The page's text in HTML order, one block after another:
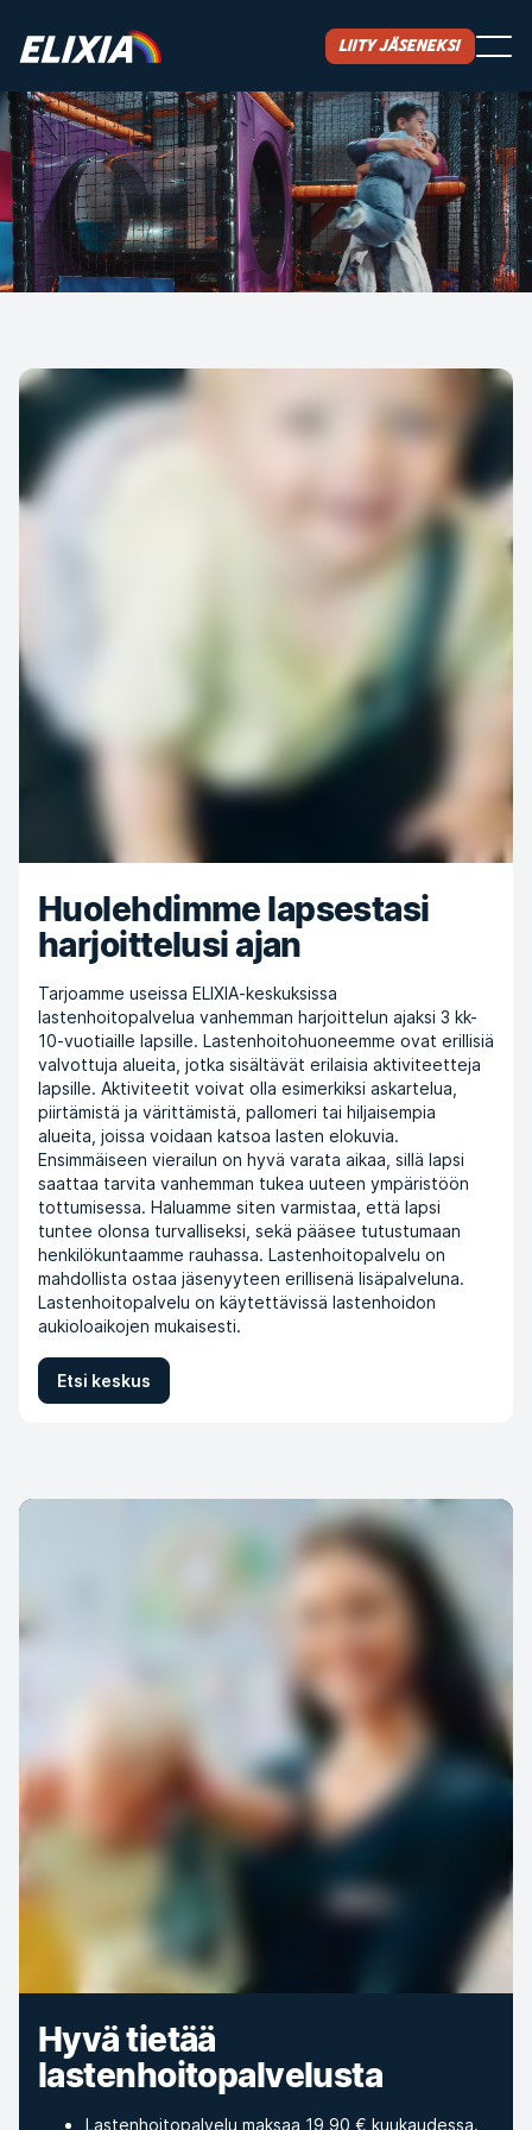
Liity jäseneksi
LASTENHOITO
Tervetuloa lastenhoitoon! ELIXIAn lastenhoitopalvelut
helpottavat vanhempien arkea ja ajan löytämistä
liikunnalle.
Huolehdimme lapsestasi
harjoittelusi ajan
Tarjoamme useissa ELIXIA-keskuksissa
lastenhoitopalvelua vanhemman harjoittelun ajaksi 3 kk-
10-vuotiaille lapsille. Lastenhoitohuoneemme ovat erillisiä
valvottuja alueita, jotka sisältävät erilaisia aktiviteetteja
lapsille. Aktiviteetit voivat olla esimerkiksi askartelua,
piirtämistä ja värittämistä, pallomeri tai hiljaisempia
alueita, joissa voidaan katsoa lasten elokuvia.
Ensimmäiseen vierailun on hyvä varata aikaa, sillä lapsi
saattaa tarvita vanhemman tukea uuteen ympäristöön
tottumisessa. Haluamme siten varmistaa, että lapsi
tuntee olonsa turvalliseksi, sekä pääsee tutustumaan
henkilökuntaamme rauhassa. Lastenhoitopalvelu on
mahdollista ostaa jäsenyyteen erillisenä lisäpalveluna.
Lastenhoitopalvelu on käytettävissä lastenhoidon
aukioloaikojen mukaisesti.
Etsi keskus
Hyvä tietää
lastenhoitopalvelusta
Lastenhoitopalvelu maksaa 19,90 € kuukaudessa.